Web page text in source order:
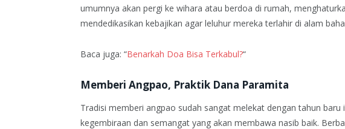
umumnya akan pergi ke wihara atau berdoa di rumah,
mendedikasikan kebajikan agar leluhur mereka terlahir di alam
Baca juga: “Benarkah Doa Bisa Terkabul?“
Memberi Angpao, Praktik Dana Paramita
Tradisi memberi angpao sudah sangat melekat dengan tahun
kegembiraan dan semangat yang akan membawa nasib baik.